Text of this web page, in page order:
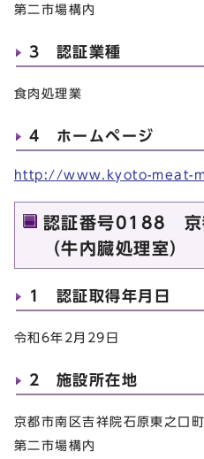
第二市場構内
3 認証業種
食肉処理業
4 ホームページ
http://www.kyoto-meat-
認証番号0188 京
（牛内臓処理室）
1 認証取得年月日
令和6年2月29日
2 施設所在地
京都市南区吉祥院石原東之口
第二市場構内